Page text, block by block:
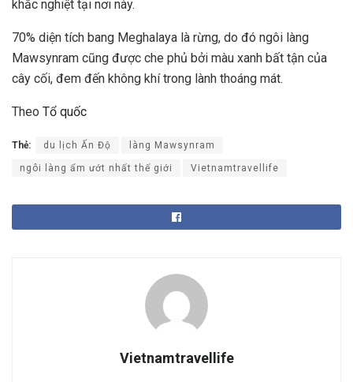
khắc nghiệt tại nơi này.
70% diện tích bang Meghalaya là rừng, do đó ngôi làng
Mawsynram cũng được che phủ bởi màu xanh bất tận của
cây cối, đem đến không khí trong lành thoáng mát.
Theo Tổ quốc
Thẻ: du lịch Ấn Độ làng Mawsynram
ngôi làng ẩm ướt nhất thế giới Vietnamtravellife
Vietnamtravellife